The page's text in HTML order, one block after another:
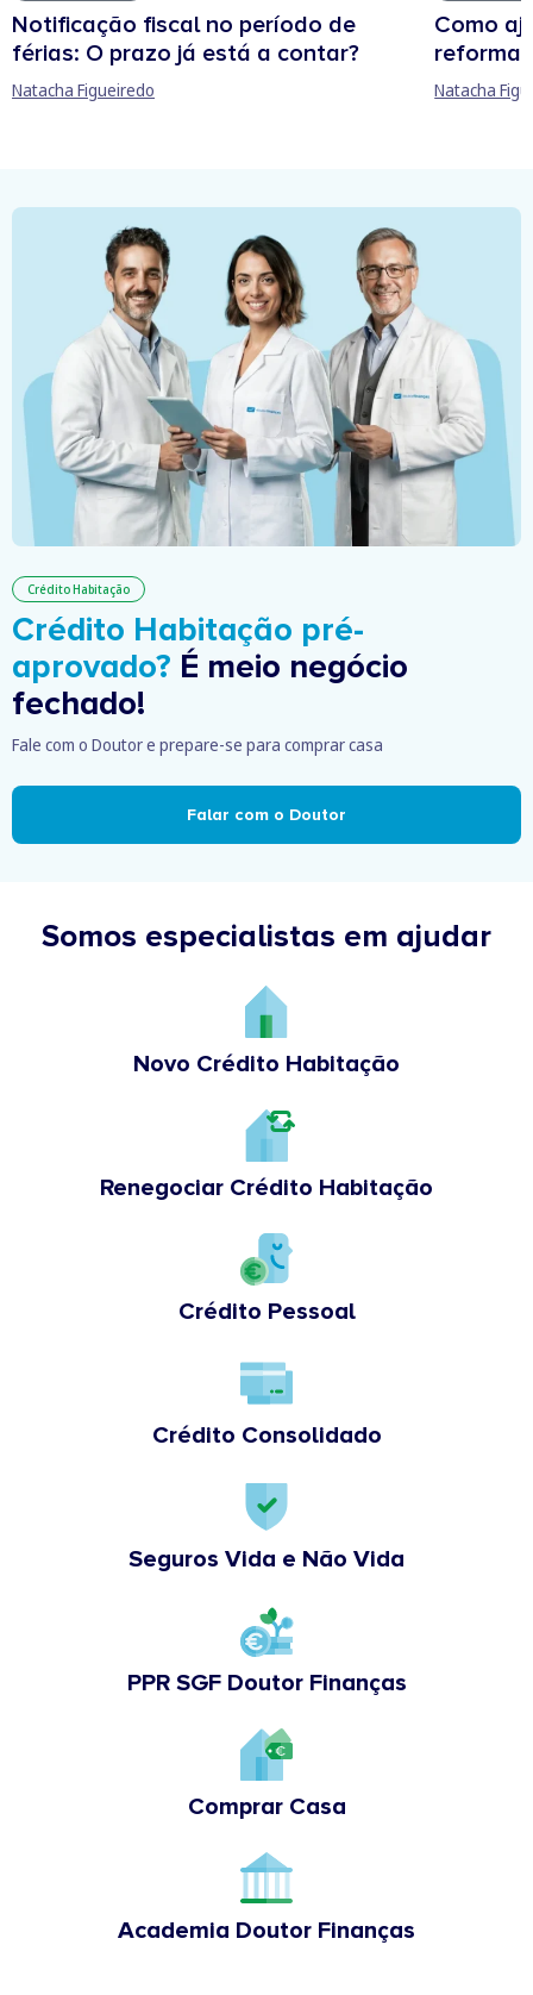
Notificação fiscal no período de
férias: O prazo já está a contar?
Natacha Figueiredo
Como
reforma
Natacha
Crédito Habitação
Crédito Habitação pré-
aprovado? É meio negócio
fechado!
Fale com o Doutor e prepare-se para comprar casa
Falar com o Doutor
Somos especialistas em ajudar
Novo Crédito Habitação
Renegociar Crédito Habitação
Crédito Pessoal
Crédito Consolidado
Seguros Vida e Não Vida
PPR SGF Doutor Finanças
Comprar Casa
Academia Doutor Finanças